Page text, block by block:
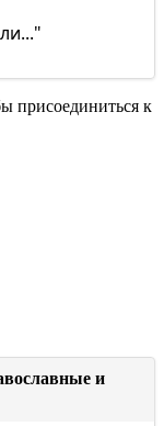
присоединиться к
и